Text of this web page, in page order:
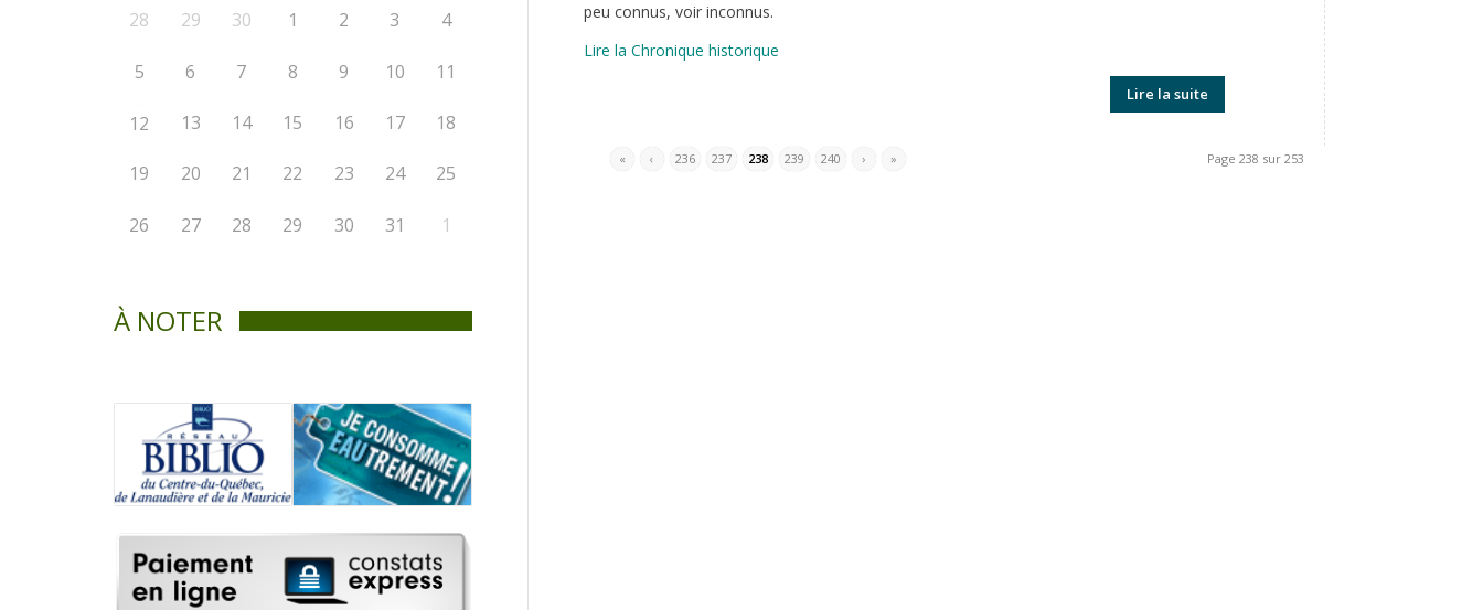
peu connus, voir inconnus.
Lire la Chronique historique
Lire la suite
Page 238 sur 253
« ‹ 236 237 238 239 240 › »
28 29 30 1 2 3 4
5 6 7 8 9 10 11
12 13 14 15 16 17 18
19 20 21 22 23 24 25
26 27 28 29 30 31 1
À NOTER